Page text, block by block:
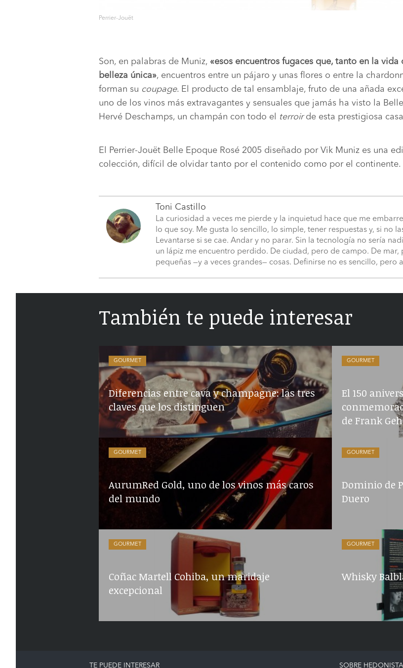
Perrier-Jouët
Son, en palabras de Muniz, «esos encuentros fugaces que, tanto en la
belleza única», encuentros entre un pájaro y unas flores o entre la
forman su coupage. El producto de tal ensamblaje, fruto de una añada
uno de los vinos más extravagantes y sensuales que jamás ha visto la
Hervé Deschamps, un champán con todo el
terroirde esta prestigiosa
El Perrier-Jouët Belle Epoque Rosé 2005 diseñado por Vik Muniz es una
colección, difícil de olvidar tanto por el contenido como por el continente.
Toni Castillo
La curiosidad a veces me pierde y la inquietud hace que me
lo que soy. Me gusta lo sencillo, lo simple, tener respuestas y, si no
Levantarse si se cae. Andar y no parar. Sin la tecnología no sería
un lápiz me encuentro perdido. De ciudad, pero de campo. De mar,
pequeñas —y a veces grandes— cosas. Definirse no es sencillo, pero
También te puede interesar
GOURMET
Diferencias entre cava y champagne: las tres
claves que los distinguen
GOURMET
El 150
de Frank
GOURMET
AurumRed Gold, uno de los vinos más caros
del mundo
GOURMET
Dominio de
Duero
GOURMET
Coñac Martell Cohiba, un maridaje
excepcional
GOURMET
Whisky
TE PUEDE INTERESAR SOBRE